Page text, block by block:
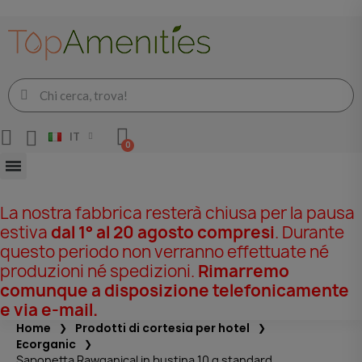
IT
La nostra fabbrica resterà chiusa per la pausa
estiva dal 1° al 20 agosto compresi. Durante
questo periodo non verranno effettuate né
produzioni né spedizioni. Rimarremo
comunque a disposizione telefonicamente
e via e-mail.
Home
Prodotti di cortesia per hotel
Ecorganic